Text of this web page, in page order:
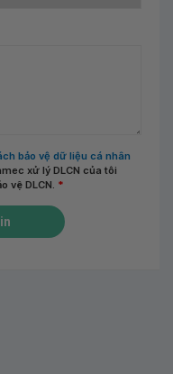
bảo vệ dữ liệu cá nhân
xử lý DLCN của tôi
vệ DLCN. *